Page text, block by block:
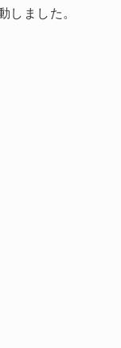
ました。